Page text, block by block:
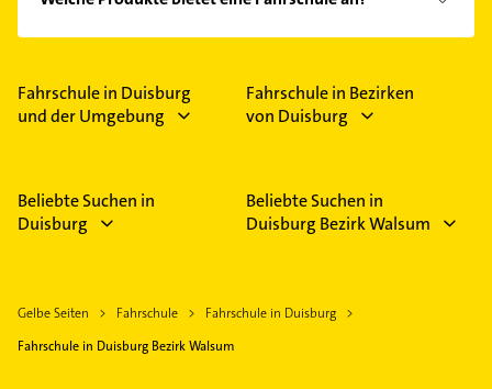
Fahrausbildung und Fahrprüfung.
Das Angebot umfasst unter anderem Führerschein.
Fahrschule in Duisburg
und der Umgebung
Fahrschule in Bezirken
von Duisburg
Beliebte Suchen in
Duisburg
Beliebte Suchen in
Duisburg Bezirk Walsum
Gelbe Seiten Fahrschule
Fahrschule in Duisburg
Fahrschule in Duisburg Bezirk Walsum